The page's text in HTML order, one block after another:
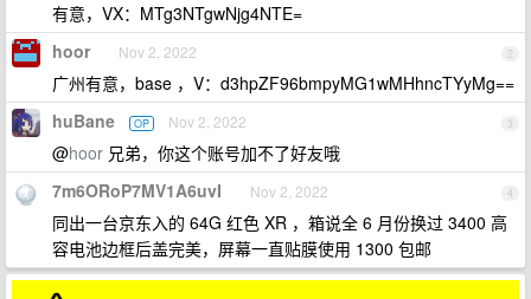
有意，VX：MTg3NTgwNjg4NTE=
2
hoor Nov 2, 2022
广州有意，base ，V：d3hpZF96bmpyMG1wMHhncTYyMg==
3
huBane OP Nov 2, 2022
@hoor 兄弟，你这个账号加不了好友哦
4
7m6ORoP7MV1A6uvI Nov 2, 2022
同出一台京东入的 64G 红色 XR ，箱说全 6 月份换过 3400 高
容电池边框后盖完美，屏幕一直贴膜使用 1300 包邮